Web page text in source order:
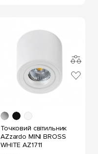
Точковий світильник
AZzardo MINI BROSS
WHITE AZ1711